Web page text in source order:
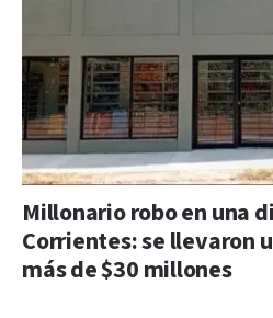
Millonario robo en una
Corrientes: se llevaron
más de $30 millones